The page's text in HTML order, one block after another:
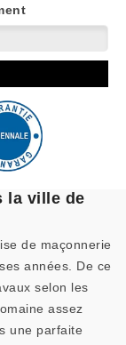
la ville de
de maçonnerie
années. De ce
selon les
assez
une parfaite